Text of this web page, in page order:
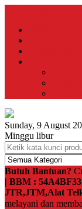
Sunday, 9 August
Minggu libur
Butuh Bantuan?
| BBM :
JTR,JTM,Alat
melayani dan